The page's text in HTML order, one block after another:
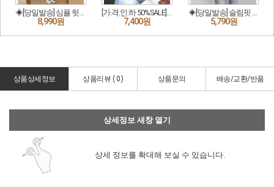
상품상세정보 상품리뷰 ( 0) 상품문의 배송/교환/반품
상세정보 새창 열기
상세 정보를 확대해 보실 수 있습니다.